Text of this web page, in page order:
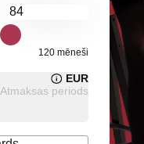
120 mēneši
EUR
Atmaksas periods